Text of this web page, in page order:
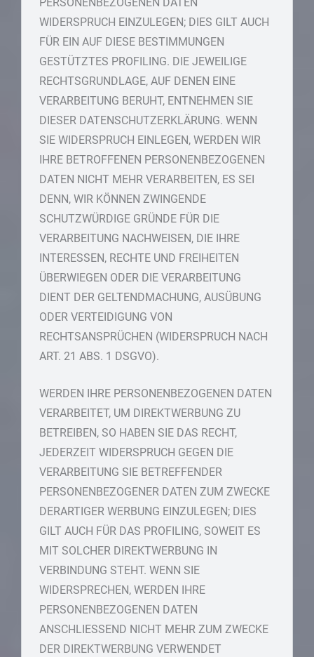
PERSONENBEZOGENEN DATEN
WIDERSPRUCH EINZULEGEN; DIES GILT AUCH
FÜR EIN AUF DIESE BESTIMMUNGEN
GESTÜTZTES PROFILING. DIE JEWEILIGE
RECHTSGRUNDLAGE, AUF DENEN EINE
VERARBEITUNG BERUHT, ENTNEHMEN SIE
DIESER DATENSCHUTZERKLÄRUNG. WENN
SIE WIDERSPRUCH EINLEGEN, WERDEN WIR
IHRE BETROFFENEN PERSONENBEZOGENEN
DATEN NICHT MEHR VERARBEITEN, ES SEI
DENN, WIR KÖNNEN ZWINGENDE
SCHUTZWÜRDIGE GRÜNDE FÜR DIE
VERARBEITUNG NACHWEISEN, DIE IHRE
INTERESSEN, RECHTE UND FREIHEITEN
ÜBERWIEGEN ODER DIE VERARBEITUNG
DIENT DER GELTENDMACHUNG, AUSÜBUNG
ODER VERTEIDIGUNG VON
RECHTSANSPRÜCHEN (WIDERSPRUCH NACH
ART. 21 ABS. 1 DSGVO).
WERDEN IHRE PERSONENBEZOGENEN DATEN
VERARBEITET, UM DIREKTWERBUNG ZU
BETREIBEN, SO HABEN SIE DAS RECHT,
JEDERZEIT WIDERSPRUCH GEGEN DIE
VERARBEITUNG SIE BETREFFENDER
PERSONENBEZOGENER DATEN ZUM ZWECKE
DERARTIGER WERBUNG EINZULEGEN; DIES
GILT AUCH FÜR DAS PROFILING, SOWEIT ES
MIT SOLCHER DIREKTWERBUNG IN
VERBINDUNG STEHT. WENN SIE
WIDERSPRECHEN, WERDEN IHRE
PERSONENBEZOGENEN DATEN
ANSCHLIESSEND NICHT MEHR ZUM ZWECKE
DER DIREKTWERBUNG VERWENDET